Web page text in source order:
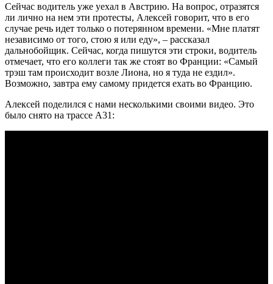
Сейчас водитель уже уехал в Австрию. На вопрос, отразятся
ли лично на нем эти протесты, Алексей говорит, что в его
случае речь идет только о потерянном времени. «Мне платят
независимо от того, стою я или еду», – рассказал
дальнобойщик. Сейчас, когда пишутся эти строки, водитель
отмечает, что его коллеги так же стоят во Франции: «Самый
трэш там происходит возле Лиона, но я туда не ездил».
Возможно, завтра ему самому придется ехать во Францию.
Алексей поделился с нами несколькими своими видео. Это
было снято на трассе А31: